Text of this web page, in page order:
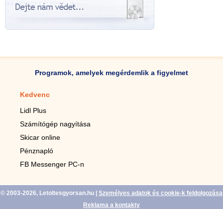
Programok, amelyek megérdemlik a figyelmet
Kedvenc
Lidl Plus
Számítógép nagyítása
Skicar online
Pénznapló
FB Messenger PC-n
© 2003-2026, Letoltesgyorsan.hu
Személyes adatok és cookie-k feldolgozása
Reklama a kontakty